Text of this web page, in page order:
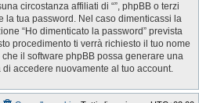
circostanza affiliati di “”, phpBB o terzi
la tua password. Nel caso dimenticassi la
“Ho dimenticato la password” prevista
procedimento ti verrà richiesto il tuo nome
il software phpBB possa generare una
accedere nuovamente al tuo account.